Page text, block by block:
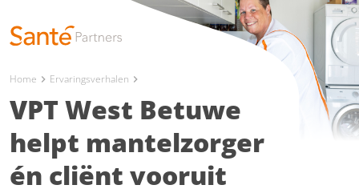
Home chevron_right Ervaringsverhalen chevron_right
VPT West Betuwe
helpt mantelzorger
én cliënt vooruit